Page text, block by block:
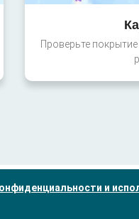
Проверьте
и